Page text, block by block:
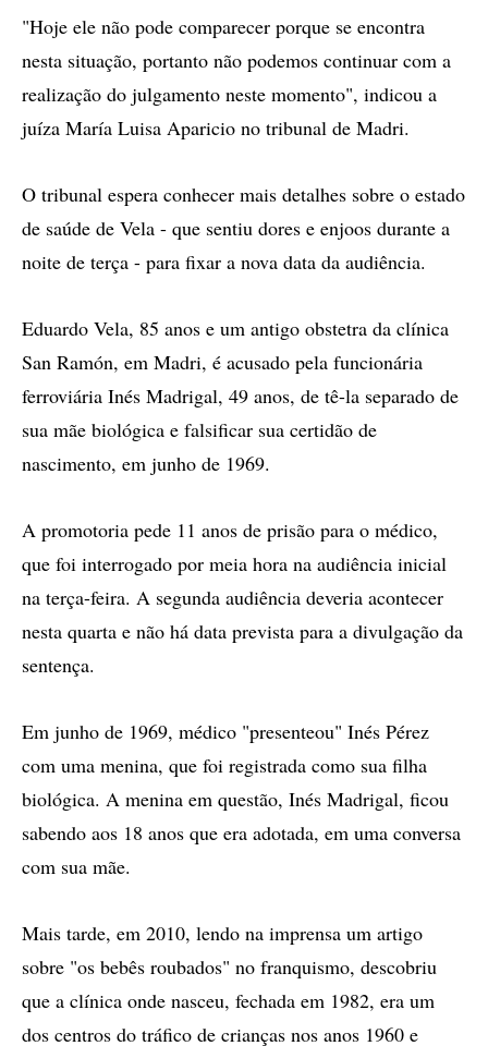
"Hoje ele não pode comparecer porque se encontra
nesta situação, portanto não podemos continuar com a
realização do julgamento neste momento", indicou a
juíza María Luisa Aparicio no tribunal de Madri.
O tribunal espera conhecer mais detalhes sobre o estado
de saúde de Vela - que sentiu dores e enjoos durante a
noite de terça - para fixar a nova data da audiência.
Eduardo Vela, 85 anos e um antigo obstetra da clínica
San Ramón, em Madri, é acusado pela funcionária
ferroviária Inés Madrigal, 49 anos, de tê-la separado de
sua mãe biológica e falsificar sua certidão de
nascimento, em junho de 1969.
A promotoria pede 11 anos de prisão para o médico,
que foi interrogado por meia hora na audiência inicial
na terça-feira. A segunda audiência deveria acontecer
nesta quarta e não há data prevista para a divulgação da
sentença.
Em junho de 1969, médico "presenteou" Inés Pérez
com uma menina, que foi registrada como sua filha
biológica. A menina em questão, Inés Madrigal, ficou
sabendo aos 18 anos que era adotada, em uma conversa
com sua mãe.
Mais tarde, em 2010, lendo na imprensa um artigo
sobre "os bebês roubados" no franquismo, descobriu
que a clínica onde nasceu, fechada em 1982, era um
dos centros do tráfico de crianças nos anos 1960 e